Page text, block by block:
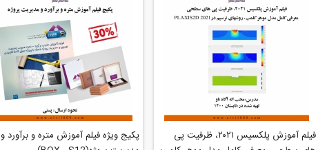
فیلم آموزش پلکسیس ۲۰۲۱، ظرفیت پی
پکیج ویژه فیلم آموزش متره و برآورد و